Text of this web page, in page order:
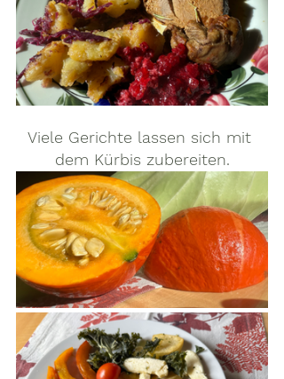
Viele Gerichte lassen sich mit
dem Kürbis zubereiten.